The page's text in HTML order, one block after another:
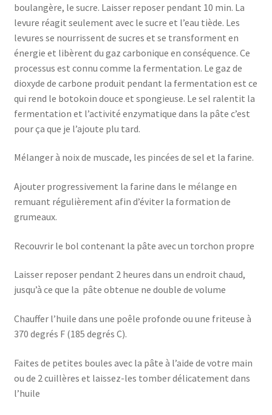
boulangère, le sucre. Laisser reposer pendant 10 min. La
levure réagit seulement avec le sucre et l’eau tiède. Les
levures se nourrissent de sucres et se transforment en
énergie et libèrent du gaz carbonique en conséquence. Ce
processus est connu comme la fermentation. Le gaz de
dioxyde de carbone produit pendant la fermentation est ce
qui rend le botokoin douce et spongieuse. Le sel ralentit la
fermentation et l’activité enzymatique dans la pâte c’est
pour ça que je l’ajoute plu tard.
Mélanger à noix de muscade, les pincées de sel et la farine.
Ajouter progressivement la farine dans le mélange en
remuant régulièrement afin d’éviter la formation de
grumeaux.
Recouvrir le bol contenant la pâte avec un torchon propre
Laisser reposer pendant 2 heures dans un endroit chaud,
jusqu’à ce que la pâte obtenue ne double de volume
Chauffer l’huile dans une poêle profonde ou une friteuse à
370 degrés F (185 degrés C).
Faites de petites boules avec la pâte à l’aide de votre main
ou de 2 cuillères et laissez-les tomber délicatement dans
l’huile